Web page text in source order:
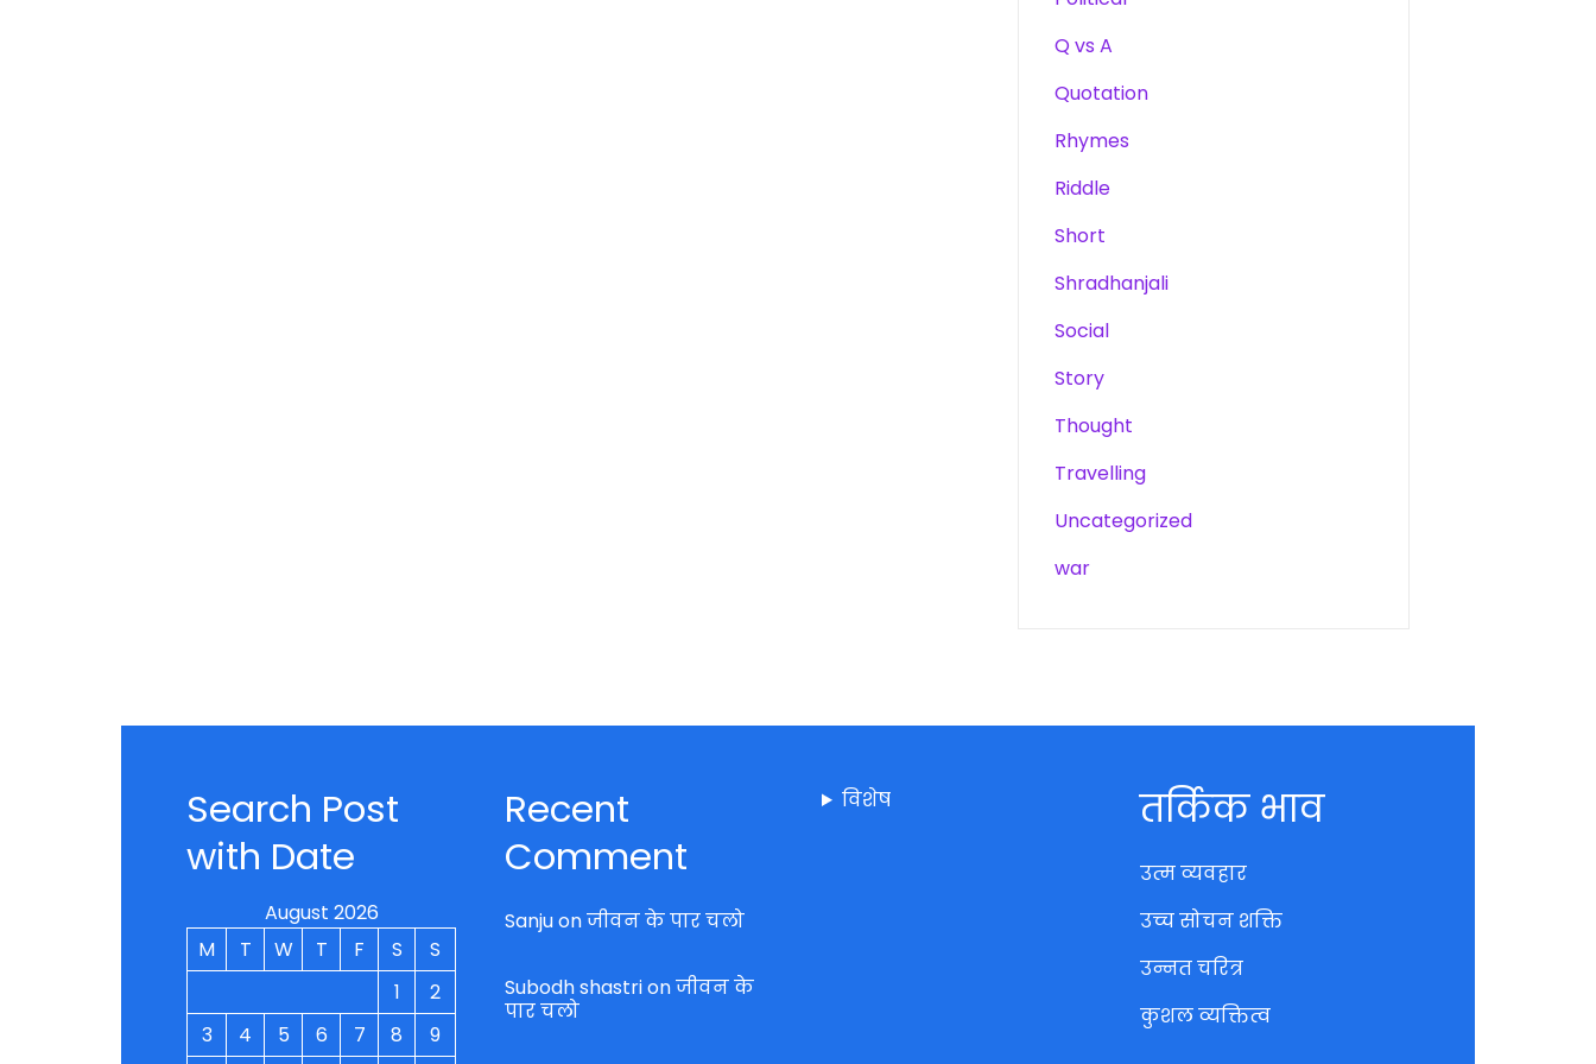
Q vs A
Quotation
Rhymes
Riddle
Short
Shradhanjali
Social
Story
Thought
Travelling
Uncategorized
war
Search Post
with Date
August 2026
M
T W T F S
S
1
2
3
4 5 6 7 8 9
Recent
Comment
Sanjuonजीवन के पार चलो
Subodh shastrionजीवन के
पार चलो
विशेष तर्किक भाव
उत्म व्यवहार
उच्च सोचन शक्ति
उन्नत चरित्र
कुशल व्यक्तित्व